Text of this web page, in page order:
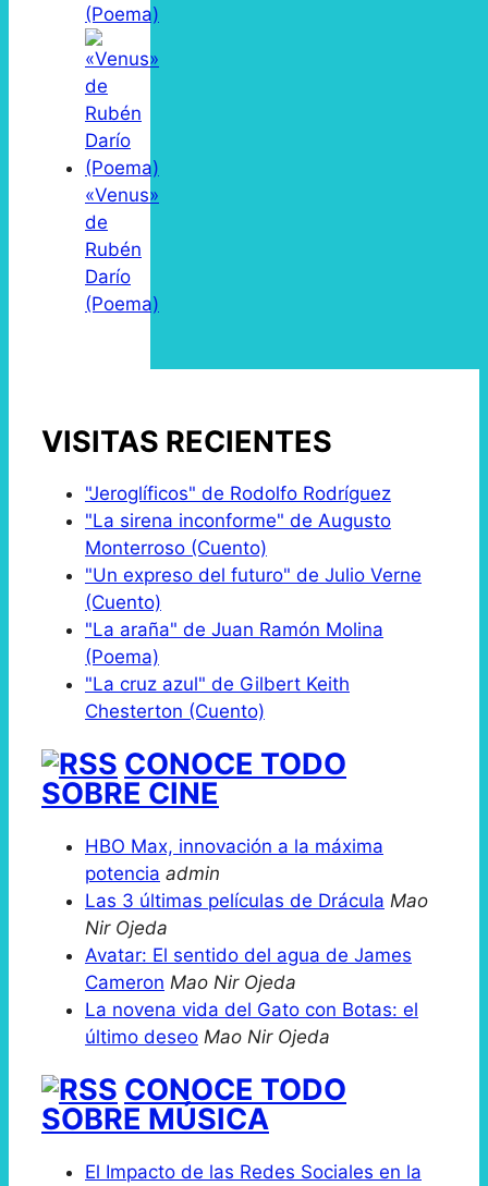
(Poema)
«Venus»
de
Rubén
Darío
(Poema)
VISITAS RECIENTES
"Jeroglíficos" de Rodolfo Rodríguez
"La sirena inconforme" de Augusto
Monterroso (Cuento)
"Un expreso del futuro" de Julio Verne
(Cuento)
"La araña" de Juan Ramón Molina
(Poema)
"La cruz azul" de Gilbert Keith
Chesterton (Cuento)
CONOCE TODO
SOBRE CINE
HBO Max, innovación a la máxima
potencia admin
Las 3 últimas películas de Drácula Mao
Nir Ojeda
Avatar: El sentido del agua de James
Cameron Mao Nir Ojeda
La novena vida del Gato con Botas: el
último deseo Mao Nir Ojeda
CONOCE TODO
SOBRE MÚSICA
El Impacto de las Redes Sociales en la